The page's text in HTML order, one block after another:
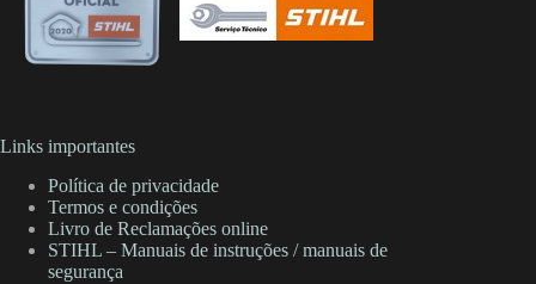
Links importantes
Política de privacidade
Termos e condições
Livro de Reclamações online
STIHL – Manuais de instruções / manuais de
segurança